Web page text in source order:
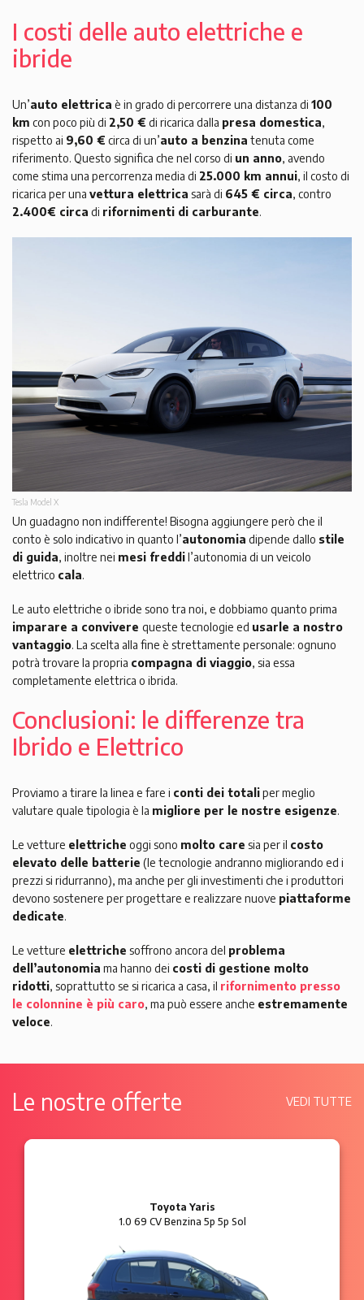
I costi delle auto elettriche e
ibride
Un’auto elettrica è in grado di percorrere una distanza di 100
km con poco più di 2,50 € di ricarica dalla presa domestica,
rispetto ai 9,60 € circa di un’auto a benzina tenuta come
riferimento. Questo significa che nel corso di un anno, avendo
come stima una percorrenza media di 25.000 km annui, il costo di
ricarica per una vettura elettrica sarà di 645 € circa, contro
2.400€ circa di rifornimenti di carburante.
Tesla Model X
Un guadagno non indifferente! Bisogna aggiungere però che il
conto è solo indicativo in quanto l’autonomia dipende dallo stile
di guida, inoltre nei mesi freddil’autonomia di un veicolo
elettrico cala.
Le auto elettriche o ibride sono tra noi, e dobbiamo quanto prima
imparare a convivere queste tecnologie ed usarle a nostro
vantaggio. La scelta alla fine è strettamente personale: ognuno
potrà trovare la propria compagna di viaggio, sia essa
completamente elettrica o ibrida.
Conclusioni: le differenze tra
Ibrido e Elettrico
Proviamo a tirare la linea e fare i conti dei totaliper meglio
valutare quale tipologia è la migliore per le nostre esigenze.
Le vetture elettriche oggi sono molto care sia per il costo
elevato delle batterie (le tecnologie andranno migliorando ed i
prezzi si ridurranno), ma anche per gli investimenti che i produttori
devono sostenere per progettare e realizzare nuove piattaforme
dedicate.
Le vetture elettriche soffrono ancora del problema
dell’autonomia ma hanno dei costi di gestione molto
ridotti, soprattutto se si ricarica a casa, il rifornimento presso
le colonnine è più caro, ma può essere anche estremamente
veloce.
Le nostre offerte VEDI TUTTE
Ford Ka
1.2 8V 69 CV Benzina 3p Plus